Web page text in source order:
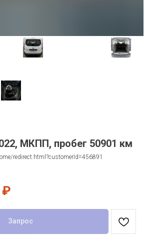
МКПП, пробег 50901 км
redirect.html?customerId=456891
₽
Запрос